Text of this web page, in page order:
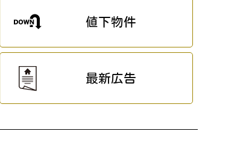
値下物件
最新広告